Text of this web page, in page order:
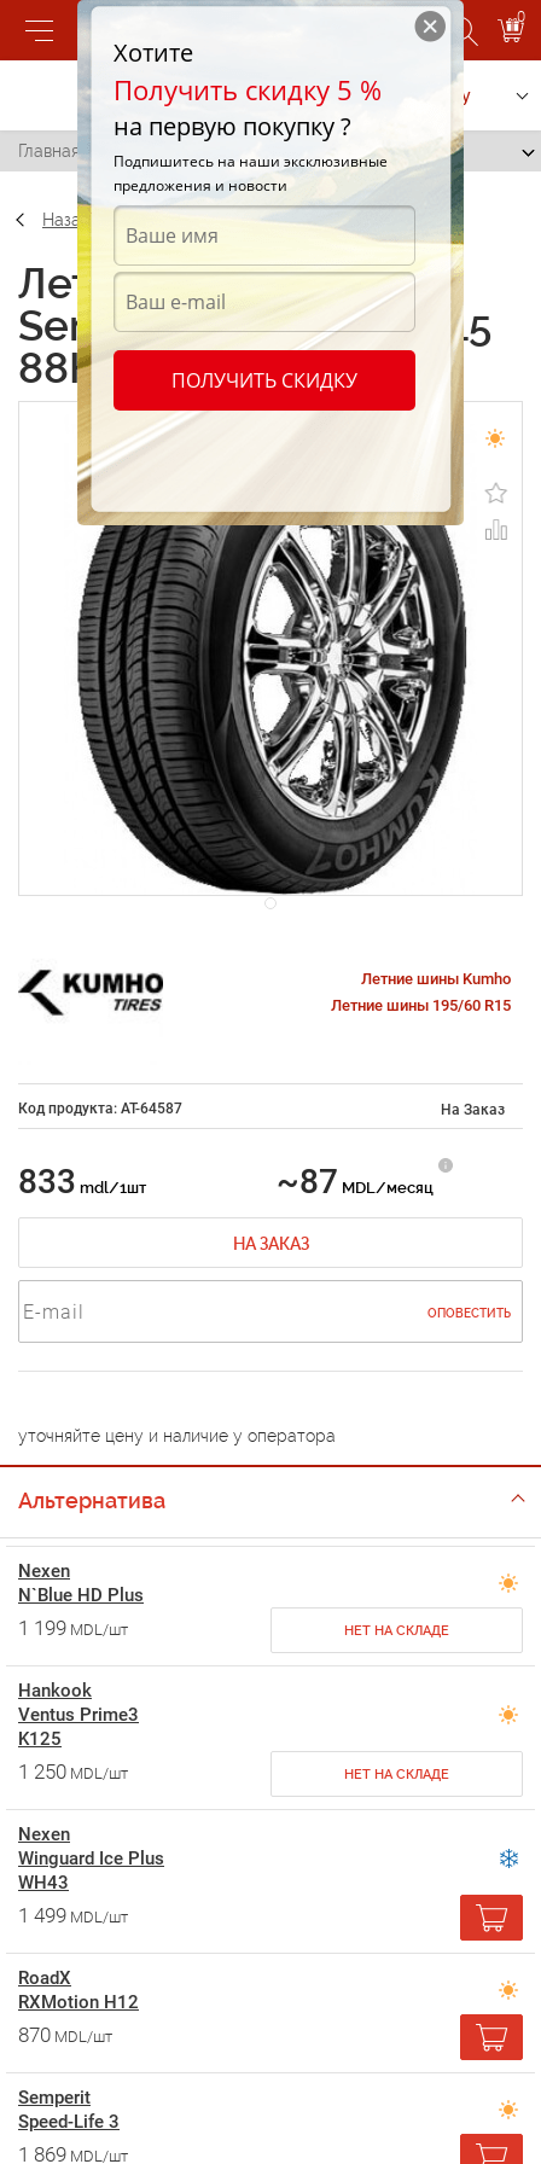
0
Позвонить Заказать услугу
Главная / Kumho Sense KR26 195/60 R15 88H
Назад
Летние шины Kumho
Sense KR26 195/60 R15
88H
Летние шины Kumho
Летние шины 195/60 R15
Код продукта: AT-64587 На Заказ
833 mdl/1шт ~87 MDL/месяц
НА ЗАКАЗ
ОПОВЕСТИТЬ
уточняйте цену и наличие у оператора
Альтернатива
Nexen
N`Blue HD Plus
1 199 MDL/шт НЕТ НА СКЛАДЕ
Hankook
Ventus Prime3
K125
1 250 MDL/шт НЕТ НА СКЛАДЕ
Nexen
Winguard Ice Plus
WH43
1 499 MDL/шт
RoadX
RXMotion H12
870 MDL/шт
Semperit
Speed-Life 3
1 869 MDL/шт
Хотите
Получить скидку 5 %
на первую покупку ?
Подпишитесь на наши эксклюзивные
предложения и новости
ПОЛУЧИТЬ СКИДКУ